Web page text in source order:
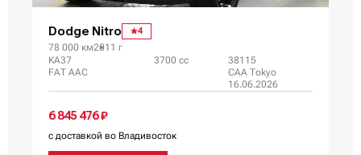
Dodge Nitro 4
78 000 км2011 г
KA37
FAT AAC
3700 сс
38115
CAA Tokyo
16.06.2026
6 845 476 ₽
с доставкой во Владивосток